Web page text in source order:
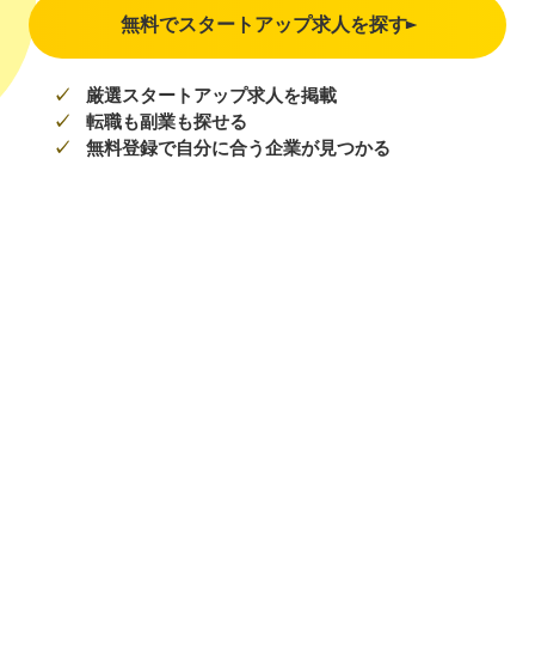
無料でスタートアップ求人を探す
厳選スタートアップ求人を掲載
転職も副業も探せる
無料登録で自分に合う企業が見つかる